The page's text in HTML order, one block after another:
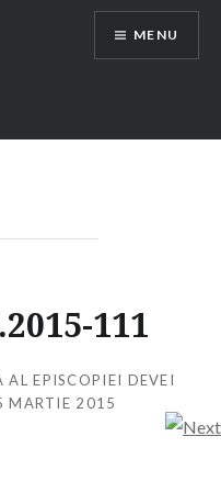
MENU
111
EPISCOPIEI DEVEI
MARTIE 2015